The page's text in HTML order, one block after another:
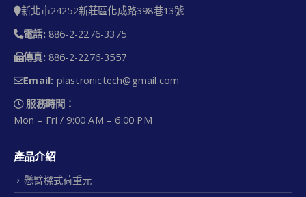
新北市24252新莊區化成路398巷13號
電話: 886-2-2276-3375
傳真: 886-2-2276-3557
Email: plastronictech@gmail.com
服務時間：
Mon – Fri / 9:00 AM – 6:00 PM
產品介紹
懸臂樑式荷重元